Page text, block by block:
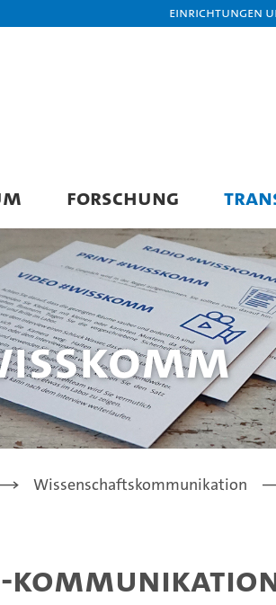
Einrichtungen
FORSCHUNG
Wissenschaftskommunikation